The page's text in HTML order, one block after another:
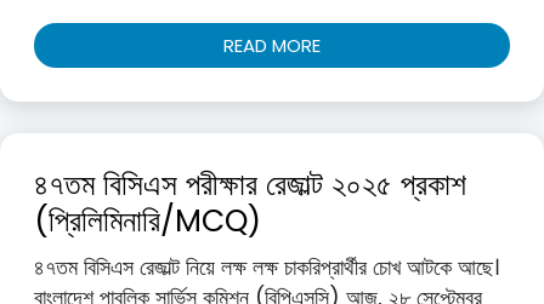
READ MORE
৪৭তম বিসিএস পরীক্ষার রেজাল্ট ২০২৫ প্রকাশ
(প্রিলিমিনারি/MCQ)
৪৭তম বিসিএস রেজাল্ট নিয়ে লক্ষ লক্ষ চাকরিপ্রার্থীর চোখ আটকে আছে।
বাংলাদেশ পাবলিক সার্ভিস কমিশন (বিপিএসসি) আজ, ২৮ সেপ্টেম্বর